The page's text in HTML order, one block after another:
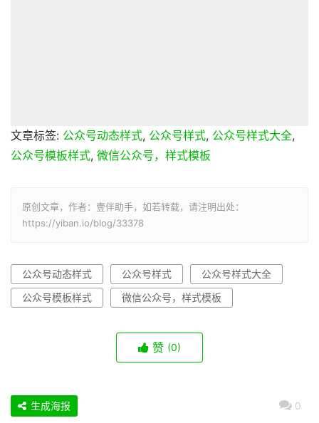
文章标签: 公众号动态样式, 公众号样式, 公众号样式大全,
公众号模板样式, 微信公众号，样式模板
原创文章，作者：壹伴助手，如若转载，请注明出处：
https://yiban.io/blog/33378
公众号动态样式 公众号样式
公众号样式大全
公众号模板样式
微信公众号，样式模板
赞 (0)
0
生成海报